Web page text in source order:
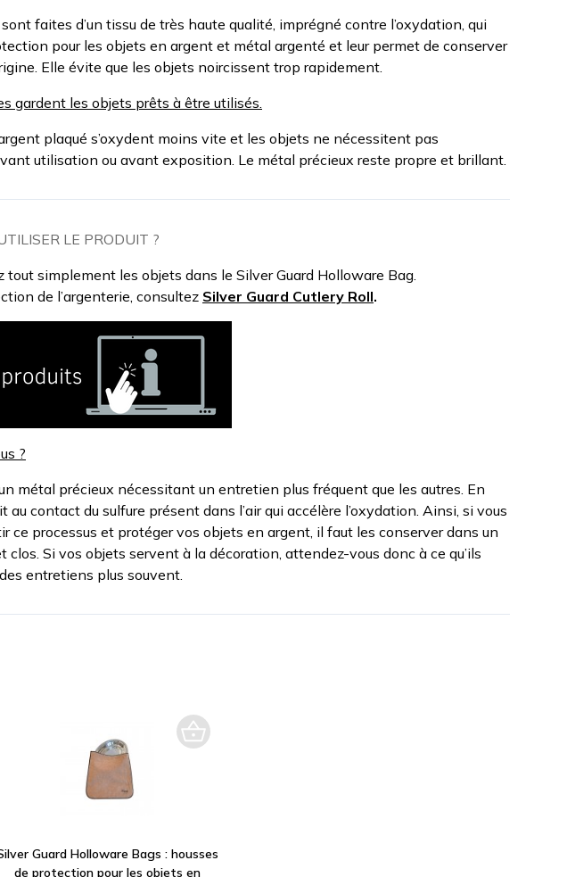
faites d’un tissu de très haute qualité, imprégné contre l’oxydation, qui
pour les objets en argent et métal argenté et leur permet de conserver
Elle évite que les objets noircissent trop rapidement.
gardent les objets prêts à être utilisés.
plaqué s’oxydent moins vite et les objets ne nécessitent pas
utilisation ou avant exposition. Le métal précieux reste propre et brillant.
LE PRODUIT ?
tout simplement les objets dans le Silver Guard Holloware Bag.
de l’argenterie, consultez Silver Guard Cutlery Roll.
?
métal précieux nécessitant un entretien plus fréquent que les autres. En
au contact du sulfure présent dans l’air qui accélère l’oxydation. Ainsi, si vous
ce processus et protéger vos objets en argent, il faut les conserver dans un
clos. Si vos objets servent à la décoration, attendez-vous donc à ce qu’ils
entretiens plus souvent.
Guard Holloware Bags : housses
de protection pour les objets en